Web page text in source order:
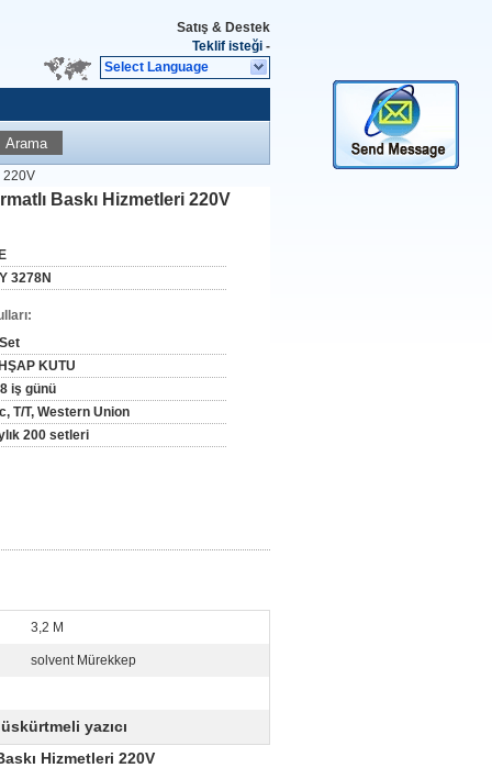
Satış & Destek
Teklif isteği -
Select Language
Arama
220V
Baskı Hizmetleri 220V
3278N
KUTU
iş günü
T/T, Western Union
200 setleri
3,2 M
solvent Mürekkep
yazıcı
Hizmetleri 220V